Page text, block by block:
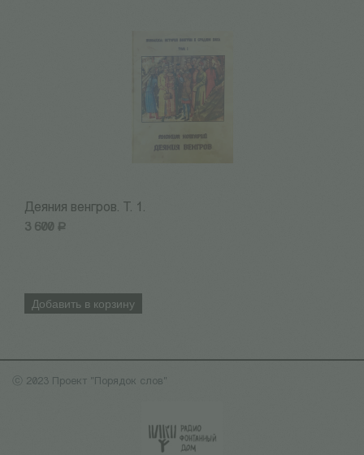
Деяния венгров. Т. 1.
3 600 Р
Добавить в корзину
ⓒ 2023 Проект "Порядок слов"